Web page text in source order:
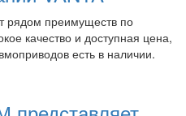
рядом преимуществ по
качество и доступная цена,
есть в наличии.